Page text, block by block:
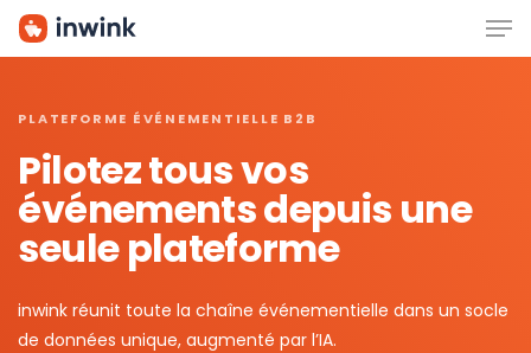
Skip
PLATEFORME ÉVÉNEMENTIELLE B2B
Pilotez tous vos
événements depuis une
seule plateforme
inwink réunit toute la chaîne événementielle dans un socle
de données unique, augmenté par l’IA.